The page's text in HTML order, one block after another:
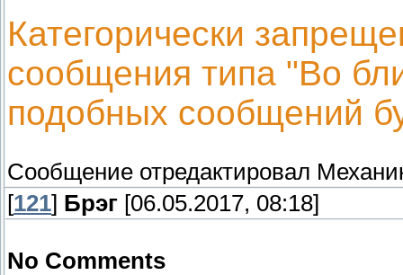
Категорически
сообщения типа "Во
подобных сообщений
Сообщение отредактировал
[121] Брэг [06.05.2017, 08:18]
No Comments